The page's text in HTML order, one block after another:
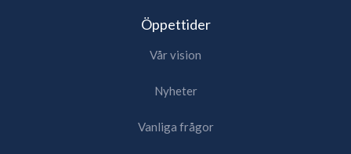
Öppettider
Vår vision
Nyheter
Vanliga frågor